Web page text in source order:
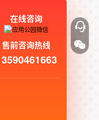
没有技术
在线咨询
售前咨询热线